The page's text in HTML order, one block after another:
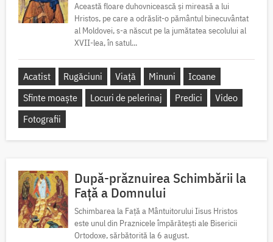
Această floare duhovnicească și mireasă a lui
Hristos, pe care a odrăslit-o pământul binecuvântat
al Moldovei, s-a născut pe la jumătatea secolului al
XVII-lea, în satul...
Acatist Rugăciuni Viață Minuni
Icoane
Sfinte moaște
Locuri de pelerinaj Predici
Video
Fotografii
După-prăznuirea Schimbării la
Față a Domnului
Schimbarea la Față a Mântuitorului Iisus Hristos
este unul din Praznicele împărătești ale Bisericii
Ortodoxe, sărbătorită la 6 august.